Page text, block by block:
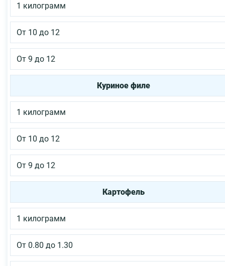
1 килограмм
От 10 до 12
От 9 до 12
Куриное филе
1 килограмм
От 10 до 12
От 9 до 12
Картофель
1 килограмм
От 0.80 до 1.30